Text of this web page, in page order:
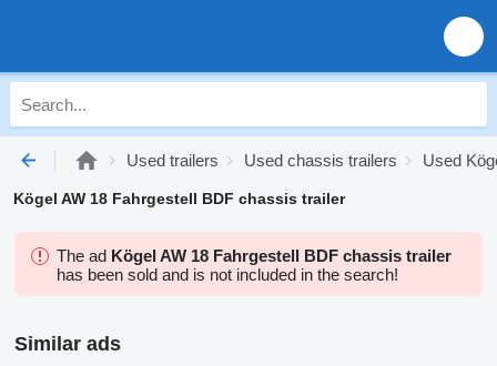
Used trailers Used chassis trailers Used
Kögel AW 18 Fahrgestell BDF chassis trailer
The ad Kögel AW 18 Fahrgestell BDF chassis trailer
has been sold and is not included in the search!
Similar ads